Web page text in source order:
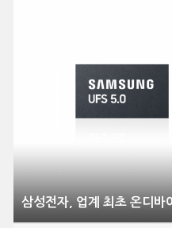
삼성전자, 업계 최초 온디바